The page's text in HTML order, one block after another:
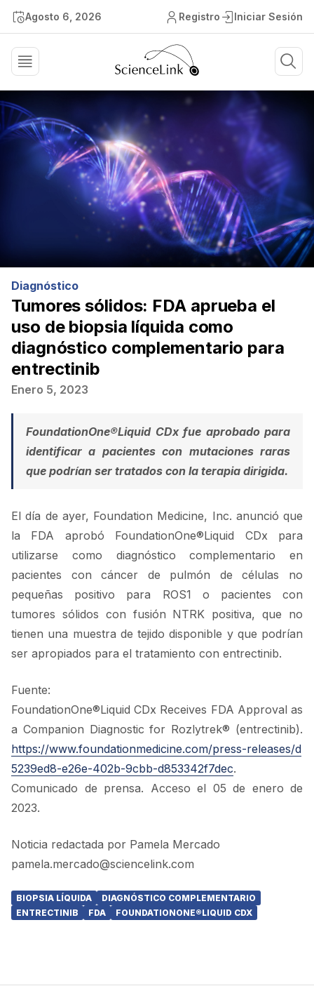
Agosto 6, 2026 Registro Iniciar Sesión
Diagnóstico
Tumores sólidos: FDA aprueba el
uso de biopsia líquida como
diagnóstico complementario para
entrectinib
Enero 5, 2023
FoundationOne®Liquid CDx fue aprobado para
identificar a pacientes con mutaciones raras
que podrían ser tratados con la terapia dirigida.
El día de ayer, Foundation Medicine, Inc. anunció que
la FDA aprobó FoundationOne®Liquid CDx para
utilizarse como diagnóstico complementario en
pacientes con cáncer de pulmón de células no
pequeñas positivo para ROS1 o pacientes con
tumores sólidos con fusión NTRK positiva, que no
tienen una muestra de tejido disponible y que podrían
ser apropiados para el tratamiento con entrectinib.
Fuente:
FoundationOne®Liquid CDx Receives FDA Approval as
a Companion Diagnostic for Rozlytrek® (entrectinib).
https://www.foundationmedicine.com/press-releases/d
5239ed8-e26e-402b-9cbb-d853342f7dec.
Comunicado de prensa. Acceso el 05 de enero de
2023.
Noticia redactada por Pamela Mercado
pamela.mercado@sciencelink.com
BIOPSIA LÍQUIDA
DIAGNÓSTICO COMPLEMENTARIO
ENTRECTINIB
FDA FOUNDATIONONE®LIQUID CDX